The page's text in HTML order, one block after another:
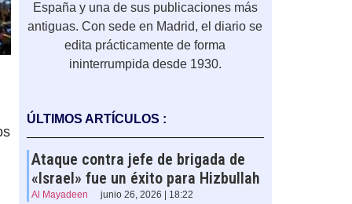
España y una de sus publicaciones más
antiguas. Con sede en Madrid, el diario se
edita prácticamente de forma
ininterrumpida desde 1930.
ÚLTIMOS ARTÍCULOS :
Ataque contra jefe de brigada de
«Israel» fue un éxito para Hizbullah
Al Mayadeen junio 26, 2026 | 18:22